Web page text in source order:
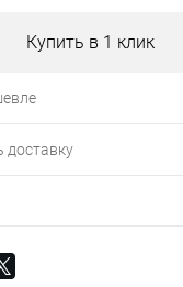
Купить в 1 клик
доставку